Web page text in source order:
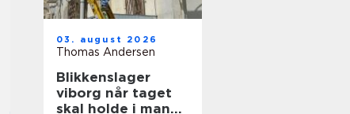
03. august 2026
Thomas Andersen
Blikkenslager
viborg når taget
skal holde i mange